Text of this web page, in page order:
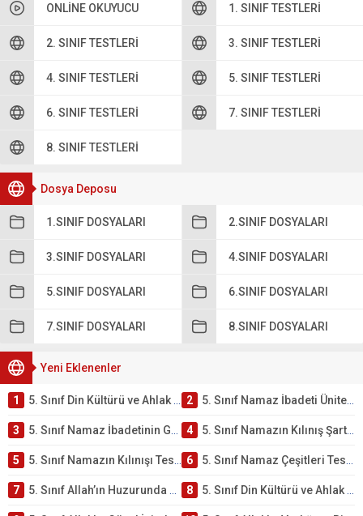
ONLINE OKUYUCU 1. SINIF TESTLERI
2. SINIF TESTLERI 3. SINIF TESTLERI
4. SINIF TESTLERI 5. SINIF TESTLERI
6. SINIF TESTLERI 7. SINIF TESTLERI
8. SINIF TESTLERI
Dosya Deposu
1.SINIF DOSYALARI 2.SINIF DOSYALARI
3.SINIF DOSYALARI 4.SINIF DOSYALARI
5.SINIF DOSYALARI 6.SINIF DOSYALARI
7.SINIF DOSYALARI 8.SINIF DOSYALARI
Yeni Eklenenler
1 5. Sınıf Din Kültürü ve Ahlak Bilgisi 2. Ünite: Namaz İbadeti Çalışmaları 2 5. Sınıf Namaz İbadeti Ünite Testi – Online Çöz
3 5. Sınıf Namaz İbadetinin Getirdiği Faydalar Testi 4 5. Sınıf Namazın Kılınış Şartları Testi
5 5. Sınıf Namazın Kılınışı Testi – Online Çöz 6 5. Sınıf Namaz Çeşitleri Testi – Online Çöz
7 5. Sınıf Allah’ın Huzurunda Olmak – Namaz İbadeti Testi 8 5. Sınıf Din Kültürü ve Ahlak Bilgisi 1. Ünite: Allah İnancı Çalışmaları